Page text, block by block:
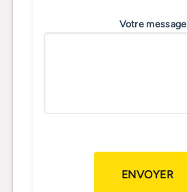
Votre message